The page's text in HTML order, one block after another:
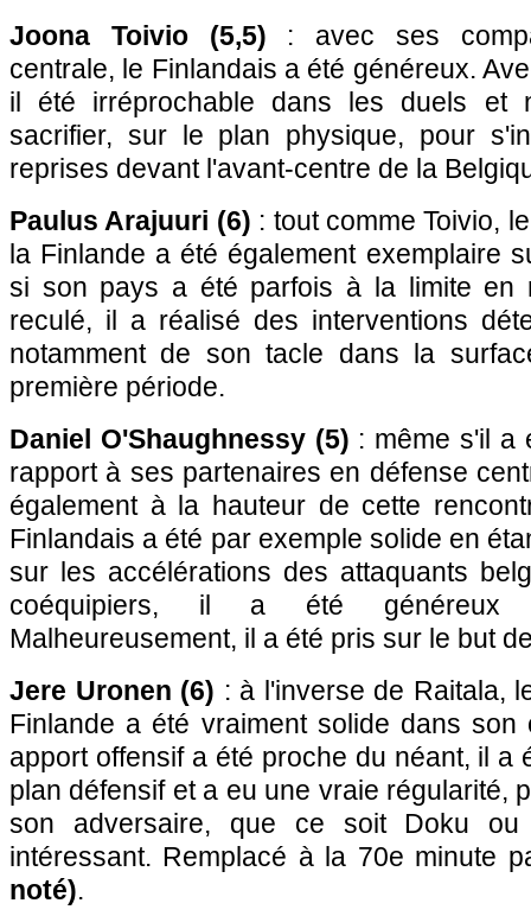
Joona Toivio (5,5) : avec ses
centrale, le Finlandais a été généreux.
il été irréprochable dans les duels et
sacrifier, sur le plan physique, pour
reprises devant l'avant-centre de la
Paulus Arajuuri (6) : tout comme Toivio,
la Finlande a été également exemplaire
si son pays a été parfois à la limite en
reculé, il a réalisé des interventions
notamment de son tacle dans la
première période.
Daniel O'Shaughnessy (5) : même s'il a
rapport à ses partenaires en défense
également à la hauteur de cette
Finlandais a été par exemple solide en
sur les accélérations des attaquants
coéquipiers, il a été généreux
Malheureusement, il a été pris sur le but
Jere Uronen (6) : à l'inverse de Raitala,
Finlande a été vraiment solide dans son
apport offensif a été proche du néant, il a
plan défensif et a eu une vraie régularité,
son adversaire, que ce soit Doku ou
intéressant. Remplacé à la 70e minute
noté).